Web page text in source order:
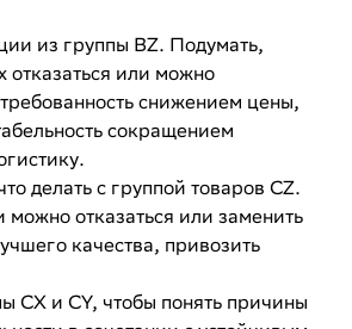
из группы BZ. Подумать,
отказаться или можно
снижением цены,
сокращением
делать с группой товаров CZ.
отказаться или заменить
качества, привозить
CX и CY, чтобы понять причины